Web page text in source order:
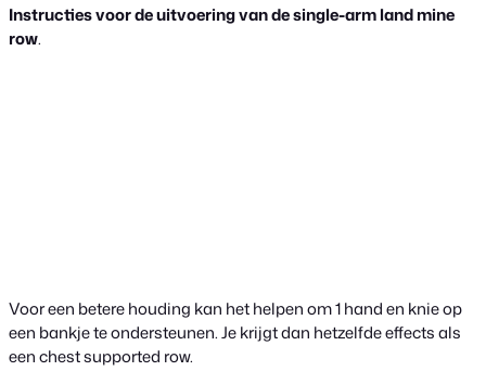
Instructies voor de uitvoering van de single-arm land mine
row.
Voor een betere houding kan het helpen om 1 hand en knie op
een bankje te ondersteunen. Je krijgt dan hetzelfde effects als
een chest supported row.